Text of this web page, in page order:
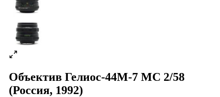
Объектив Гелиос-44М-7 МС 2/58
(Россия, 1992)